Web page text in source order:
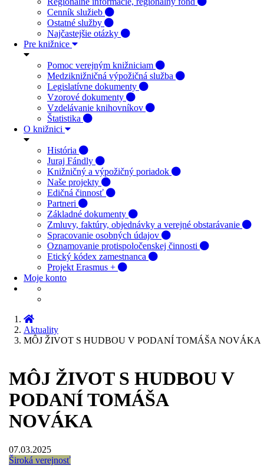
Cenník služieb
Ostatné služby
Najčastejšie otázky
Pre knižnice
Pomoc verejným knižniciam
Medziknižničná výpožičná služba
Legislatívne dokumenty
Vzorové dokumenty
Vzdelávanie knihovníkov
Štatistika
O knižnici
História
Juraj Fándly
Knižničný a výpožičný poriadok
Naše projekty
Edičná činnosť
Partneri
Základné dokumenty
Zmluvy, faktúry, objednávky a verejné obstarávanie
Spracovanie osobných údajov
Oznamovanie protispoločenskej činnosti
Etický kódex zamestnanca
Projekt Erasmus +
Moje konto
Aktuality
MÔJ ŽIVOT S HUDBOU V PODANÍ TOMÁŠA NOVÁKA
MÔJ ŽIVOT S HUDBOU V
PODANÍ TOMÁŠA
NOVÁKA
07.03.2025
Široká verejnosť